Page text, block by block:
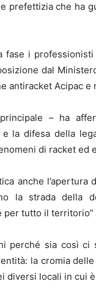
prefettizia che ha
fase i
dal
antiracket Acipac
principale – ha
e la difesa della
di racket ed
anche
la strada della
per tutto il territorio”
perché sia così
la cromia
diversi locali in cui